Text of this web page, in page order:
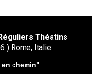
Théatins
) Rome, Italie
chemin"